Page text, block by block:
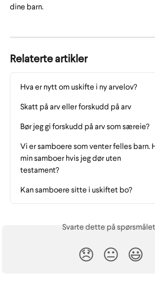
dine barn.
Relaterte artikler
Hva er nytt om uskifte i ny arvelov?
Skatt på arv eller forskudd på arv
Bør jeg gi forskudd på arv som særeie?
Vi er samboere som venter felles barn.
min samboer hvis jeg dør uten
testament?
Kan samboere sitte i uskiftet bo?
Svarte dette på
😞 😐 😃